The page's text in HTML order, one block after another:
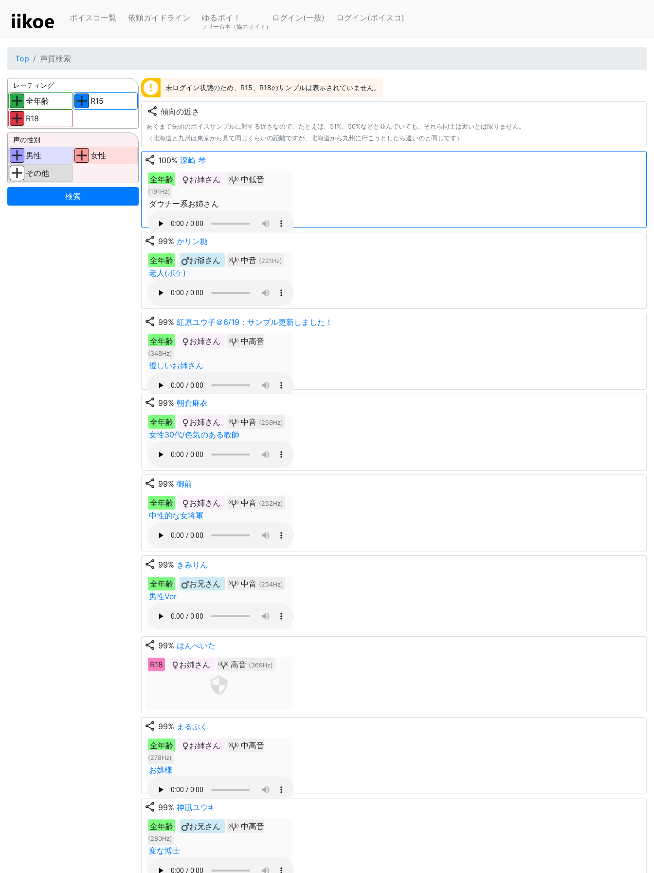
ボイスコ一覧 依頼ガイドライン ゆるボイ！
フリー台本（協力サイト）
ログイン(一般) ログイン(ボイスコ)
Top 声質検索
レーティング
全年齢
R18
R15
声の性別
男性
その他
女性
error 未ログイン状態のため、R15、R18のサンプルは表示されていません。
share 傾向の近さ
あくまで先頭のボイスサンプルに対する近さなので、たとえば、51%、50%などと並んでいても、それら同士は近いとは限りません。
（北海道と九州は東京から見て同じくらいの距離ですが、北海道から九州に行こうとしたら遠いのと同じです）
share 100% 深崎 琴
全年齢
お姉さん 中低音
(191Hz)
ダウナー系お姉さん
share 99% かリン糖
全年齢
お爺さん 中音 (221Hz)
老人(ボケ)
share 99% 紅原ユウ子＠6/19：サンプル更新しました！
全年齢
お姉さん 中高音
(348Hz)
優しいお姉さん
share 99% 朝倉麻衣
全年齢
お姉さん 中音 (259Hz)
女性30代/色気のある教師
share 99% 御前
全年齢
お姉さん 中音 (252Hz)
中性的な女将軍
share 99% きみりん
全年齢
お兄さん 中音 (254Hz)
男性Ver
share 99% はんぺいた
R18
お姉さん 高音 (369Hz)
share 99% まるぷく
全年齢
お姉さん 中高音
(278Hz)
お嬢様
share 99% 神凪ユウキ
全年齢
お兄さん 中高音
(280Hz)
変な博士